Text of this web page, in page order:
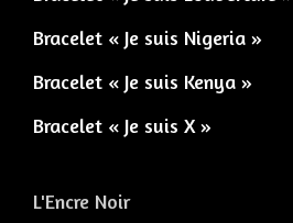
Bracelet « Je suis Nigeria »
Bracelet « Je suis Kenya »
Bracelet « Je suis X »
L'Encre Noir